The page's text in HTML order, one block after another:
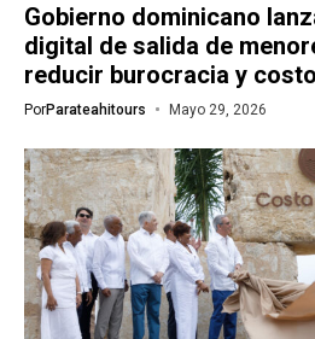
Gobierno dominicano
digital de salida de
reducir burocracia y
PorParateahitours Mayo 29, 2026